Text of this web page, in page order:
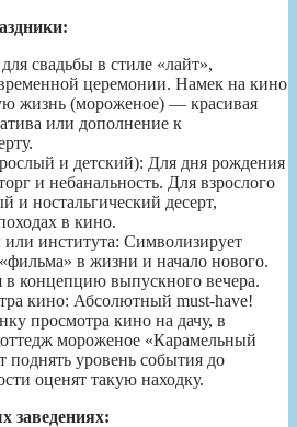
свадьбы в стиле «лайт»,
церемонии. Намек на кино
жизнь (мороженое) — красивая
или дополнение к
и детский): Для дня рождения
и небанальность. Для взрослого
ностальгический десерт,
в кино.
института: Символизирует
в жизни и начало нового.
концепцию выпускного вечера.
кино: Абсолютный must-have!
просмотра кино на дачу, в
мороженое «Карамельный
уровень события до
оценят такую находку.
заведениях: